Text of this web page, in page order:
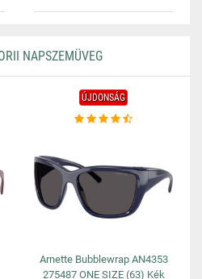
NAPSZEMÜVEG
ÚJDONSÁG
Arnette Bubblewrap AN4353
275487 ONE SIZE (63) Kék